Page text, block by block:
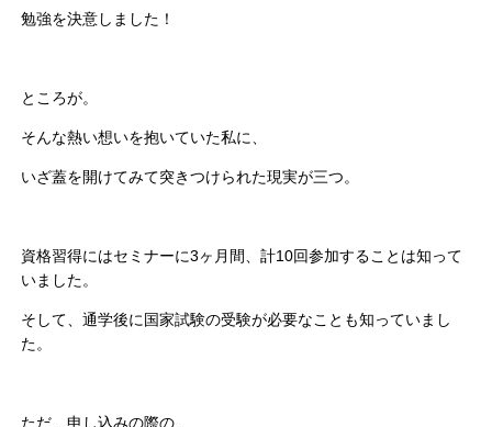
勉強を決意しました！
ところが。
そんな熱い想いを抱いていた私に、
いざ蓋を開けてみて突きつけられた現実が三つ。
資格習得にはセミナーに3ヶ月間、計10回参加することは知って
いました。
そして、通学後に国家試験の受験が必要なことも知っていまし
た。
ただ、申し込みの際の、